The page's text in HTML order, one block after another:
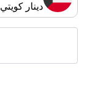
دينار كويتي